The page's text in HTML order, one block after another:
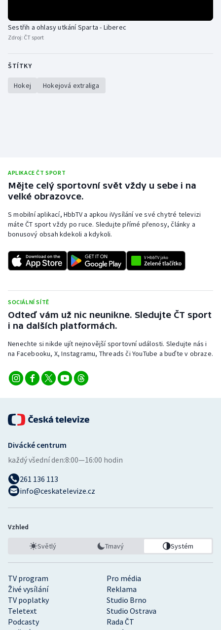
Sestřih a ohlasy utkání Sparta - Liberec
Zdroj: ČT sport
ŠTÍTKY
Hokej Hokejová extraliga
APLIKACE ČT SPORT
Mějte celý sportovní svět vždy u sebe i na
velké obrazovce.
S mobilní aplikací, HbbTV a apkou iVysílání ve své chytré televizi
máte ČT sport vždy po ruce. Sledujte přímé přenosy, články a
bonusový obsah kdekoli a kdykoli.
SOCIÁLNÍ SÍTĚ
Odteď vám už nic neunikne. Sledujte ČT sport
i na dalších platformách.
Nenechte si nikde ujít nejnovější sportovní události. Sledujte nás i
na Facebooku, X, Instagramu, Threads či YouTube a buďte v obraze.
TV program
Pro média
Živé vysílání
Reklama
TV poplatky
Studio Brno
Teletext
Studio Ostrava
Podcasty
Rada ČT
Divácké centrum
každý všední den:8:00—16:00 hodin
261 136 113
info@ceskatelevize.cz
Vzhled
Světlý Tmavý Systém